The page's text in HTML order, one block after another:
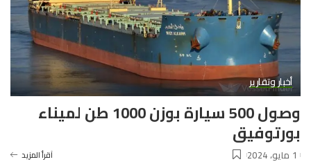
أخبار وتقارير
وصول 500 سيارة بوزن 1000 طن لميناء
بورتوفيق
1 مايو، 2024 آقرأ المزيد